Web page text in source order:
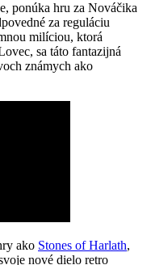
ponúka hru za Nováčika
za reguláciu
milíciou, ktorá
sa táto fantazijná
známych ako
ako Stones of Harlath,
nové dielo retro